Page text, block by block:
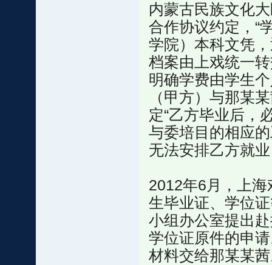
内蒙古民族文化
合作协议约定，“
学院）本科文凭
档案由上戏统一
明确学费由学生
（甲方）与那某
定“乙方毕业后，
与委培目的相应
无法安排乙方就
2012年6月，上
生毕业证、学位
小组办公室提出
学位证原件的申
材料交给那某某